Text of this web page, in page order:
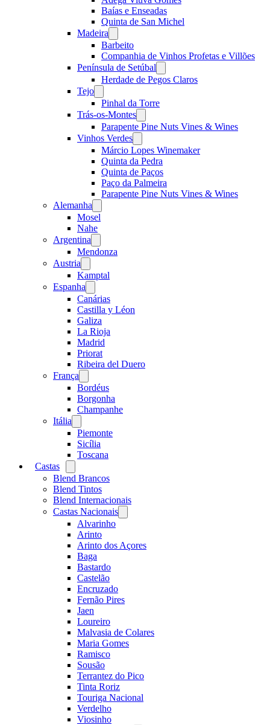
Baías e Enseadas
Quinta de San Michel
Madeira
menu
Barbeito
Companhia de Vinhos Profetas e Villões
Península de Setúbal
menu
Herdade de Pegos Claros
Tejo
menu
Pinhal da Torre
Trás-os-Montes
menu
Parapente Pine Nuts Vines & Wines
Vinhos Verdes
menu
Márcio Lopes Winemaker
Quinta da Pedra
Quinta de Paços
Paço da Palmeira
Parapente Pine Nuts Vines & Wines
Alemanha
menu
Mosel
Nahe
Argentina
menu
Mendonza
Austria
menu
Kamptal
Espanha
menu
Canárias
Castilla y Léon
Galiza
La Rioja
Madrid
Priorat
Ribeira del Duero
França
menu
Bordéus
Borgonha
Champanhe
Itália
menu
Piemonte
Sicília
Toscana
Castas
menu
Blend Brancos
Blend Tintos
Blend Internacionais
Castas Nacionais
menu
Alvarinho
Arinto
Arinto dos Açores
Baga
Bastardo
Castelão
Encruzado
Fernão Pires
Jaen
Loureiro
Malvasia de Colares
Maria Gomes
Ramisco
Sousão
Terrantez do Pico
Tinta Roriz
Touriga Nacional
Verdelho
Viosinho